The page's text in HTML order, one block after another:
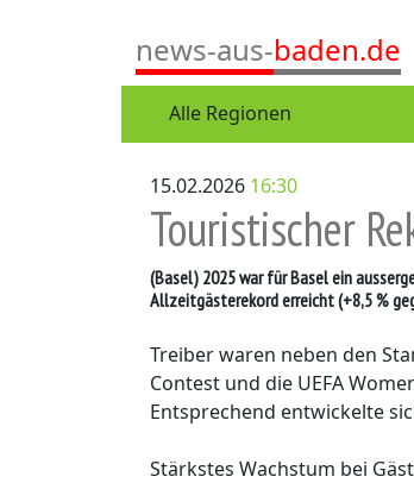
news-aus-baden.de
15.02.2026 16:30
Touristischer
(Basel) 2025 war für Basel ein
Allzeitgästerekord erreicht (+8,5 %
Treiber waren neben den
Contest und die UEFA
Entsprechend entwickelte
Stärkstes Wachstum bei